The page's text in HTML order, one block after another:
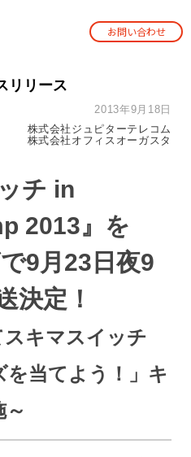
お問い合わせ
リリース
2013年9月18日
株式会社ジュピターテレコム
株式会社オフィスオーガスタ
チ in
2013』を
9月23日夜9
決定！
スキマスイッチ
当てよう！」キ